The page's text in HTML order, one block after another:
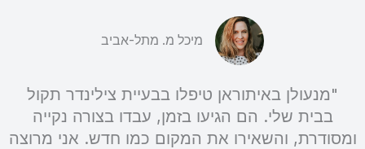
מיכל מ. מתל-אביב
"מנעולן באיתוראן טיפלו בבעיית צילינדר תקול
בבית שלי. הם הגיעו בזמן, עבדו בצורה נקייה
ומסודרת, והשאירו את המקום כמו חדש. אני מרוצה